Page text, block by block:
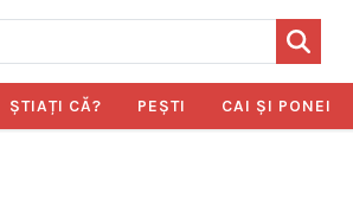
ŞTIAŢI CĂ? PEŞTI CAI ŞI PONEI